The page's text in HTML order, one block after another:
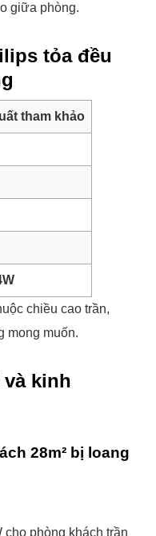
giữa phòng.
tỏa đều
tham khảo
chiều cao trần,
mong muốn.
kinh
28m² bị loang
cho phòng khách trần